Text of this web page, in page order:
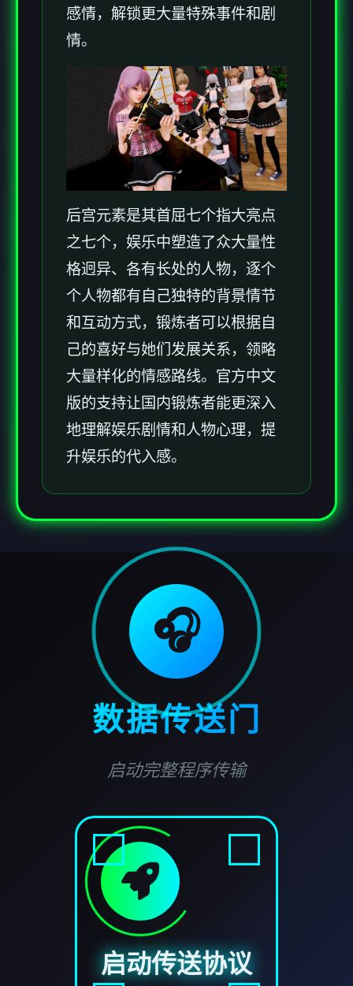
感情，解锁更大量特殊事件和剧
情。
后宫元素是其首屈七个指大亮点
之七个，娱乐中塑造了众大量性
格迥异、各有长处的人物，逐个
个人物都有自己独特的背景情节
和互动方式，锻炼者可以根据自
己的喜好与她们发展关系，领略
大量样化的情感路线。官方中文
版的支持让国内锻炼者能更深入
地理解娱乐剧情和人物心理，提
升娱乐的代入感。
🎧
数据传送门
启动完整程序传输
启动传送协议